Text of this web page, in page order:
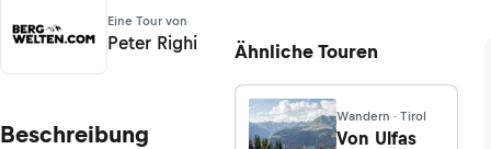
Eine Tour von
Peter Righi
Beschreibung
Ähnliche Touren
Wandern · Tirol
Von Ulfas